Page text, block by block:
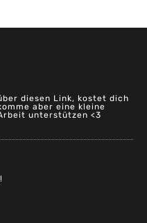
diesen Link, kostet dich
aber eine kleine
unterstützen <3